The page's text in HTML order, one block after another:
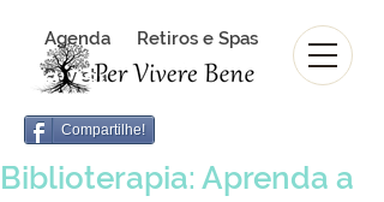
Agenda
Revista
Retiros e Spas
Revista Per Vivere Bene
Compartilhe!
Biblioterapia: Aprenda a